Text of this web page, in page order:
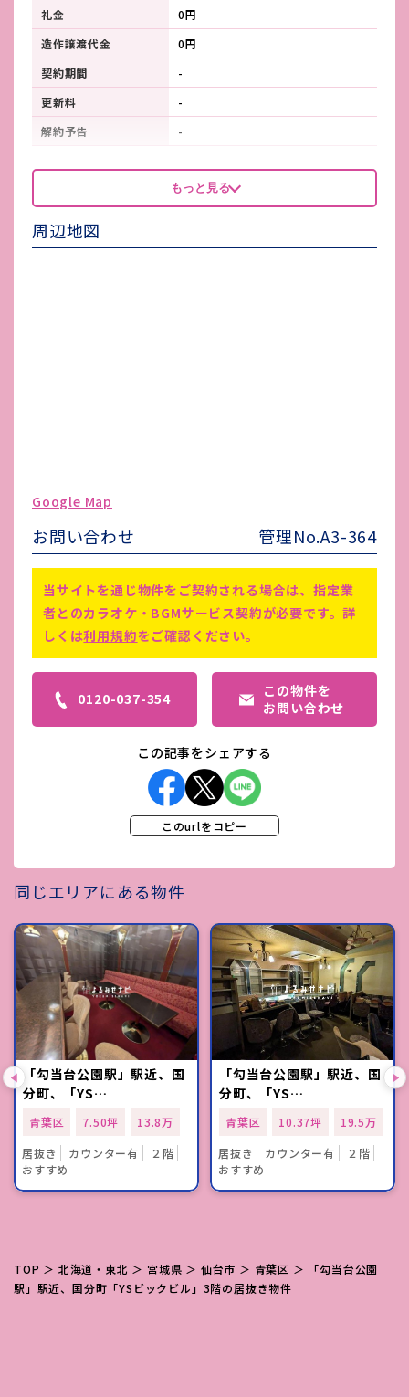
礼金
0円
造作譲渡代金
0円
契約期間
-
更新料
-
解約予告
-
看板製作費
-
看板使用料・
維持管理費
-
鍵交換費
-
備考
仲介手数料賃料1ヵ月分あり／ペッ
鍵交換代や町内会費などその他費用
がかかる場合がございます。
もっと見る
周辺地図
Google Map
お問い合わせ 管理No.A3-364
当サイトを通じ物件をご契約される場合は、指定業
者とのカラオケ・BGMサービス契約が必要です。詳
しくは利用規約をご確認ください。
0120-037-354
この物件を
お問い合わせ
この記事をシェアする
このurlをコピー
同じエリアにある物件
「勾当台公園駅」駅近、国
分町、「YS…
青葉区 7.50坪
13.8万
居抜き
カウンター有
２階
おすすめ
「勾当台公園駅」駅近、国
分町、「YS…
青葉区 10.37坪
19.5万
居抜き
カウンター有
２階
おすすめ
TOP ＞ 北海道・東北 ＞ 宮城県 ＞ 仙台市 ＞ 青葉区 ＞ 「勾当台公園
駅」駅近、国分町「YSビックビル」3階の居抜き物件